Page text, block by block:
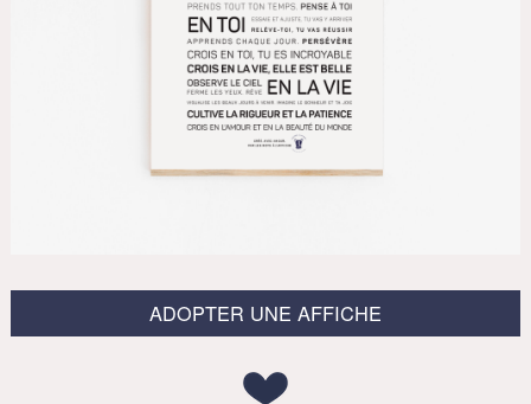
ADOPTER UNE AFFICHE